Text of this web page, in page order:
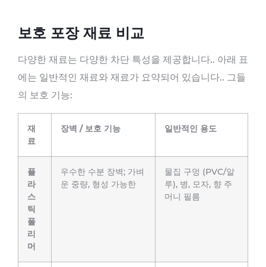
보호 포장 재료 비교
다양한 재료는 다양한 차단 특성을 제공합니다.. 아래 표
에는 일반적인 재료와 재료가 요약되어 있습니다.. 그들
의 보호 기능:
재
료
장벽 / 보호 기능 일반적인 용도
플
라
스
틱
폴
리
머
우수한 수분 장벽; 가벼
운 중량, 형성 가능한
물집 구멍 (PVC/알
루), 병, 모자, 향 주
머니 필름